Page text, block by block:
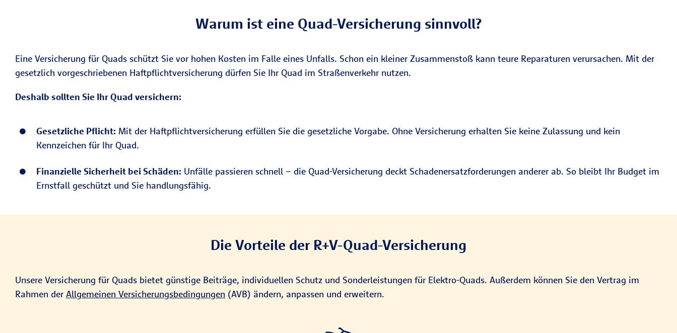
Warum ist eine Quad-Versicherung sinnvoll?
Eine Versicherung für Quads schützt Sie vor hohen Kosten im Falle eines Unfalls. Schon ein kleiner Zusammenstoß kann teure Reparaturen verursachen. Mit der
gesetzlich vorgeschriebenen Haftpflichtversicherung dürfen Sie Ihr Quad im Straßenverkehr nutzen.
Deshalb sollten Sie Ihr Quad versichern:
Gesetzliche Pflicht: Mit der Haftpflichtversicherung erfüllen Sie die gesetzliche Vorgabe. Ohne Versicherung erhalten Sie keine Zulassung und kein
Kennzeichen für Ihr Quad.
Finanzielle Sicherheit bei Schäden: Unfälle passieren schnell – die Quad-Versicherung deckt Schadenersatzforderungen anderer ab. So bleibt Ihr Budget im
Ernstfall geschützt und Sie handlungsfähig.
Die Vorteile der R+V-Quad-Versicherung
Unsere Versicherung für Quads bietet günstige Beiträge, individuellen Schutz und Sonderleistungen für Elektro-Quads. Außerdem können Sie den Vertrag im
Rahmen der Allgemeinen Versicherungsbedingungen (AVB) ändern, anpassen und erweitern.